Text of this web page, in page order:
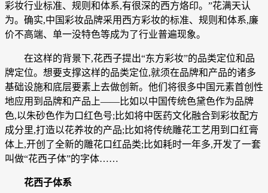
彩妆行业标准、规则和体系,有很深的西方烙印。”花满天认
为。确实,中国彩妆品牌采用西方彩妆的标准、规则和体系,廉
价不高端、单一没特色等成为了行业普遍现象。
在这样的背景下,花西子提出“东方彩妆”的品类定位和品
牌定位。想要支撑这样的品类定位,就须在品牌和产品的诸多
基础设施和底层要素上去做创新。他们将很多中国元素首创性
地应用到品牌和产品上——比如以中国传统色黛色作为品牌
色,以朱砂色作为口红色号;比如将中医药文化融合到彩妆配方
成分里,打造以花养妆的产品;比如将传统雕花工艺用到口红膏
体上,开创了全新的雕花口红品类;比如耗时一年多,开发了一套
叫做“花西子体”的字体……
花西子体系